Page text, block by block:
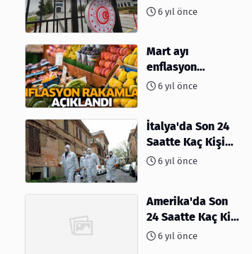
firmalar açıklandı
6 yıl önce
Mart ayı
enflasyon
rakamları
6 yıl önce
İtalya'da Son 24
Saatte Kaç Kişi
Öldü6 yıl önce
Amerika'da Son
24 Saatte Kaç Kişi
Öldü - 06 Nisan
6 yıl önce